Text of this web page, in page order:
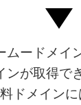
ムードメイ
ンが取得で
ドメインに